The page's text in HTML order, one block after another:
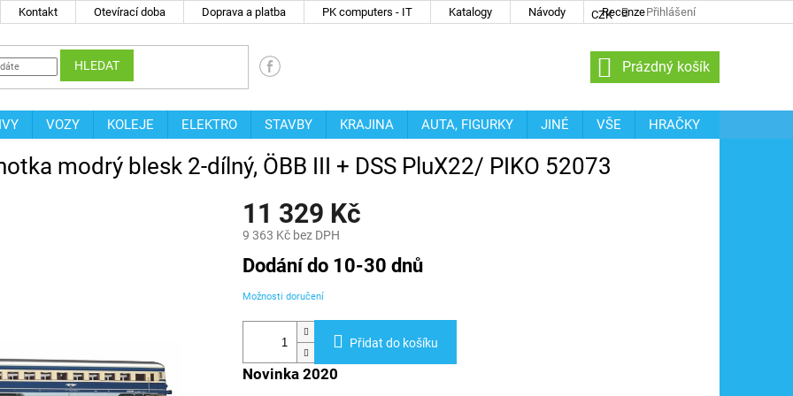
Kontakt Otevírací doba Doprava a platba PK computers - IT Katalogy Návody Recenze
CZK Přihlášení
HLEDAT
NÁKUPNÍ
KOŠÍK
Prázdný košík
VOZY KOLEJE ELEKTRO STAVBY KRAJINA AUTA, FIGURKY JINÉ VŠE
HRAČKY
modrý blesk 2-dílný, ÖBB III + DSS PluX22/ PIKO 52073
11 329 Kč
9 363 Kč bez DPH
Měrná
cena:
Dodání do 10-30 dnů
Možnosti doručení
Přidat do košíku
Novinka 2020